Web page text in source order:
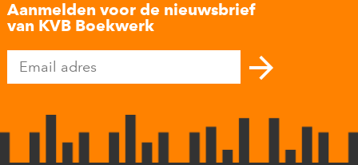
Aanmelden voor de nieuwsbrief
van KVB Boekwerk